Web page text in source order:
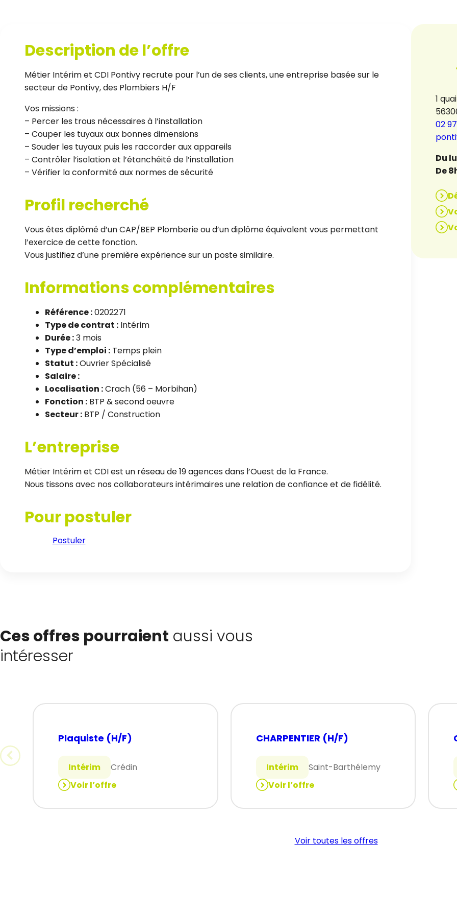
Description de l’offre
Métier Intérim et CDI Pontivy recrute pour l’un de ses clients, une entreprise basée sur le
secteur de Pontivy, des Plombiers H/F
Vos missions :
– Percer les trous nécessaires à l’installation
– Couper les tuyaux aux bonnes dimensions
– Souder les tuyaux puis les raccorder aux appareils
– Contrôler l’isolation et l’étanchéité de l’installation
– Vérifier la conformité aux normes de sécurité
Profil recherché
Vous êtes diplômé d’un CAP/BEP Plomberie ou d’un diplôme équivalent vous permettant
l’exercice de cette fonction.
Vous justifiez d’une première expérience sur un poste similaire.
Informations complémentaires
Référence :0202271
Type de contrat : Intérim
Durée :3 mois
Type d’emploi : Temps plein
Statut :Ouvrier Spécialisé
Salaire :
Localisation :Crach (56 – Morbihan)
Fonction : BTP & second oeuvre
Secteur : BTP / Construction
L’entreprise
Métier Intérim et CDI est un réseau de 19 agences dans l’Ouest de la France.
Nous tissons avec nos collaborateurs intérimaires une relation de confiance et de fidélité.
Pour postuler
Postuler
1
02
Du
De
Ces offres pourraient aussi vous
intéresser
Plaquiste (H/F)
Intérim
Crédin
Voir l’offre
:
CHARPENTIER (H/F)
Intérim
Saint-Barthélemy
Voir l’offre
:
:
Voir toutes les offres